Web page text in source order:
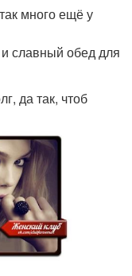
много ещё у
славный обед для
да так, чтоб